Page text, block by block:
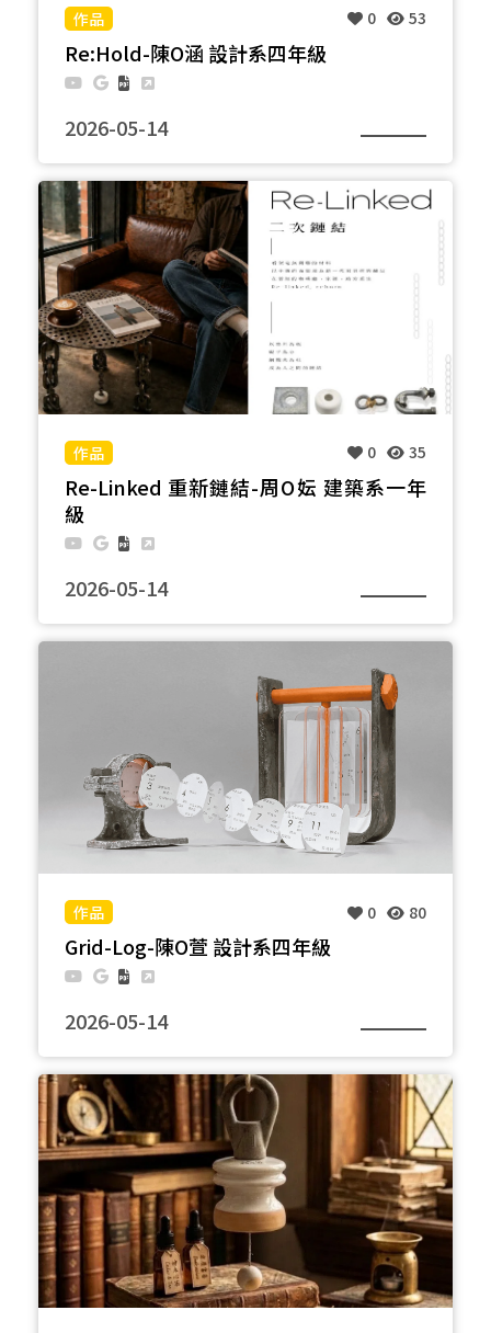
0 53
Re:Hold-陳O涵 設計系四年級
2026-05-14
核心，減少過度加工造成的汙染，僅透過砂紙打磨，
保留鐵件粗獷且帶有時間痕跡的質感；並利用鐵可磁
吸的特性，結合粉色磁吸球作為視覺亮點，同時提供
吸附書籤與便條紙的閱讀互動功能。中間以粉色彈性
繩串接，在冷硬的工業材質中加入較柔和的視覺層
次，也透過拉伸與固定的形式，呼應材料重新被連結
與再次使用的概念。希望透過材料原有特性的再利
用，讓產品成為空間中質感的生活物件。
0 35
Re-Linked 重新鏈結-周O妘 建築系一年
級
2026-05-14
圾場，而重生為一張張堅固又具有工業風的矮桌。希
望以此讓曾經在城市扮演送電角色的物件改以家具的
方式繼續陪伴大家，讓冰冷的鋼鐵轉為設計感的生活
0 80
Grid-Log-陳O萱 設計系四年級
2026-05-14
透過月曆的方式呈現物件乘載的時間，圓形的月曆像
是電表，環狀的則是想傳達風力發電的意象，日期的
編排則是隨機曲線，想要創造流動的時間感受。保留
大面積的蝕鏽，局部噴塗象徵能量的橘色，賦予舊物
重生的形象。